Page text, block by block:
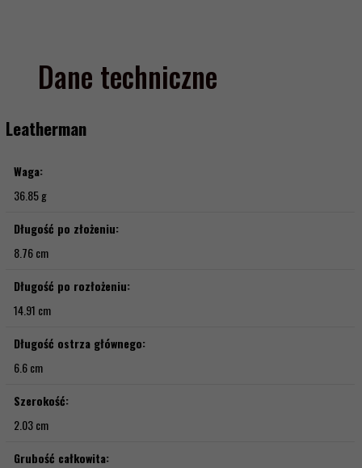
Dane techniczne
Leatherman
Waga:
36.85 g
Długość po złożeniu:
8.76 cm
Długość po rozłożeniu:
14.91 cm
Długość ostrza głównego:
6.6 cm
Szerokość:
2.03 cm
Grubość całkowita: